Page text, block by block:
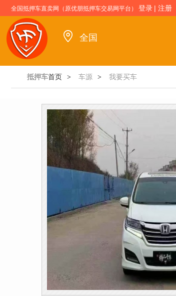
全国抵押车直卖网（原优朋抵押车交易网平台） 登录 | 注册
全国
抵押车首页 > 车源 > 我要买车